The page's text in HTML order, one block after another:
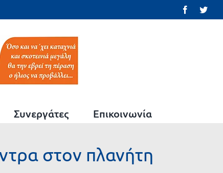
Facebook
Συνεργάτες Επικοινωνία
στον πλανήτη